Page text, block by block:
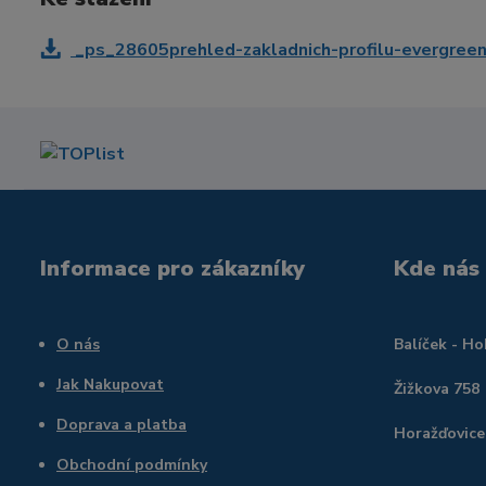
_ps_28605prehled-zakladnich-profilu-
Informace pro zákazníky
O nás
Jak Nakupovat
Doprava a platba
Obchodní podmínky
Kde
Balíček -
Žižkova 758